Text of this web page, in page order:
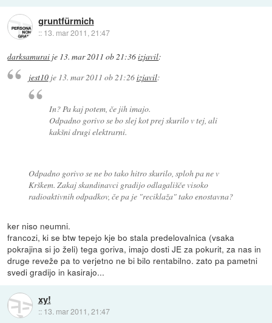
gruntfürmich
:: 13. mar 2011, 21:47
darksamurai je 13. mar 2011 ob 21:36izjavil:
jest10je 13. mar 2011 ob 21:26izjavil:
In? Pa kaj potem, če jih imajo.
Odpadno gorivo se bo slej kot prej skurilo v tej, ali
kakšni drugi elektrarni.
Odpadno gorivo se ne bo tako hitro skurilo, sploh pa ne v
Krškem. Zakaj skandinavci gradijo odlagališče visoko
radioaktivnih odpadkov, če pa je "reciklaža" tako enostavna?
ker niso neumni.
francozi, ki se btw tepejo kje bo stala predelovalnica (vsaka
pokrajina si jo želi) tega goriva, imajo dosti JE za pokurit, za nas in
druge reveže pa to verjetno ne bi bilo rentabilno. zato pa pametni
svedi gradijo in kasirajo...
xy!
:: 13. mar 2011, 21:47